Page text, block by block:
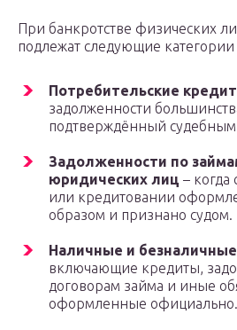
При банкротстве физических
подлежат следующие категории
Потребительские
задолженности
подтверждённый
Задолженности по
юридических лиц –
или кредитовании
образом и признано судом.
Наличные и
включающие кредиты,
договорам займа и иные
оформленные официально.